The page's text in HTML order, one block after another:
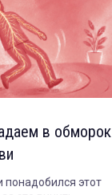
в обморок
этот